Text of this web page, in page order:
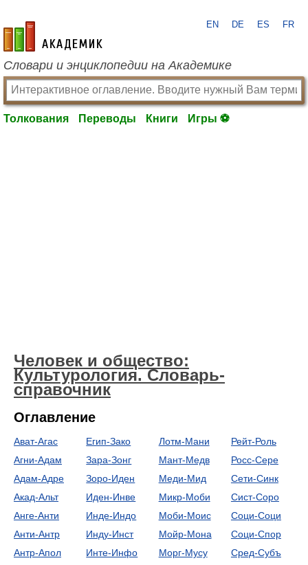
academic.ru
EN DE ES FR
Словари и энциклопедии на Академике
Толкования Переводы Книги Игры ⚽
Человек и общество:
Культурология. Словарь-
справочник
Оглавление
Ават-Агас
Агни-Адам
Адам-Адре
Акад-Альт
Анге-Анти
Анти-Антр
Антр-Апол
Егип-Зако
Зара-Зонг
Зоро-Иден
Иден-Инве
Инде-Индо
Инду-Инст
Инте-Инфо
Лотм-Мани
Мант-Медв
Меди-Мид
Микр-Моби
Моби-Моис
Мойр-Мона
Морг-Мусу
Рейт-Роль
Росс-Сере
Сети-Синк
Сист-Соро
Соци-Соци
Соци-Спор
Сред-Субъ